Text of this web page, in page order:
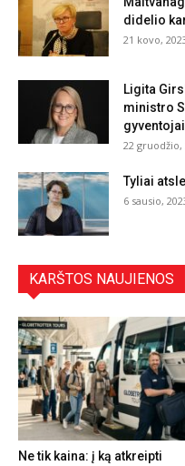
didelio
21 kovo,
Ligita
ministro
22 gruodžio,
Tyliai
6 sausio,
KARŠTOS NAUJIENOS
Ne tik kaina: į ką atkreipti